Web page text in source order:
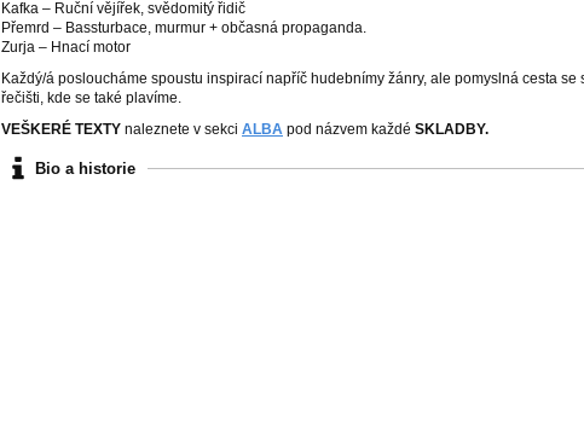
Kafka – Ruční vějířek, svědomitý řidič
Přemrd – Bassturbace, murmur + občasná propaganda.
Zurja – Hnací motor
Každý/á posloucháme spoustu inspirací napříč hudebnímy žánry, ale pomyslná cesta
řečišti, kde se také plavíme.
VEŠKERÉ TEXTY naleznete v sekci ALBA pod názvem každé SKLADBY.
Bio a historie